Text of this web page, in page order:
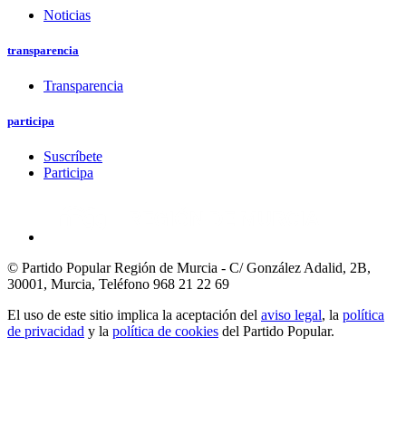
Noticias
transparencia
Transparencia
participa
Suscríbete
Participa
© Partido Popular Región de Murcia - C/ González Adalid, 2B,
30001, Murcia, Teléfono 968 21 22 69
El uso de este sitio implica la aceptación del aviso legal, la política
de privacidad y la política de cookies del Partido Popular.